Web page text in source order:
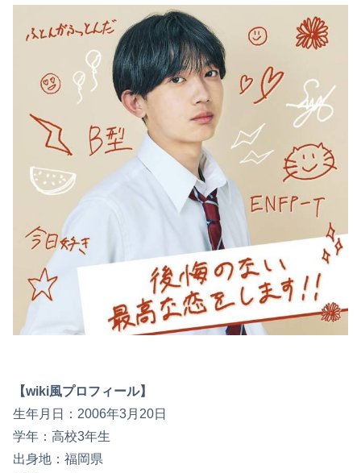
【wiki風プロフィール】
生年月日：2006年3月20日
学年：高校3年生
出身地：福岡県